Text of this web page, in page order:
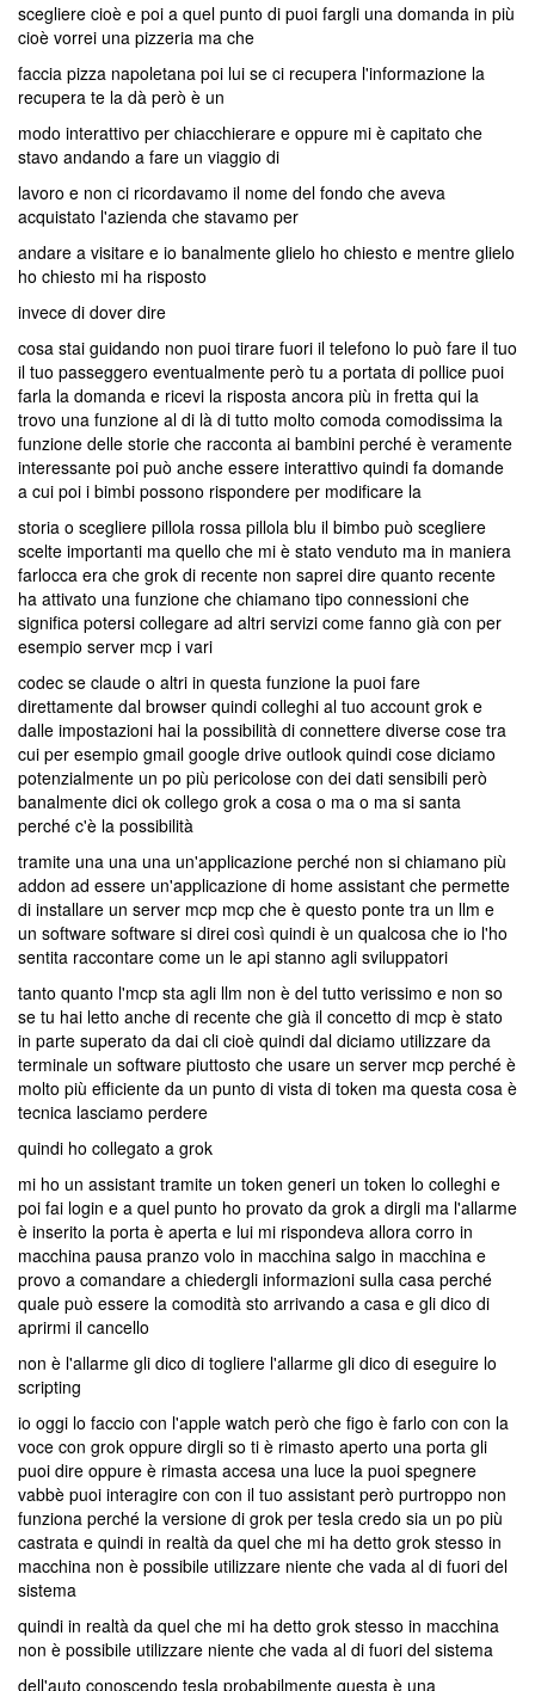
scegliere cioè e poi a quel punto di puoi fargli una domanda in più
cioè vorrei una pizzeria ma che
faccia pizza napoletana poi lui se ci recupera l'informazione la
recupera te la dà però è un
modo interattivo per chiacchierare e oppure mi è capitato che
stavo andando a fare un viaggio di
lavoro e non ci ricordavamo il nome del fondo che aveva
acquistato l'azienda che stavamo per
andare a visitare e io banalmente glielo ho chiesto e mentre glielo
ho chiesto mi ha risposto
invece di dover dire
cosa stai guidando non puoi tirare fuori il telefono lo può fare il tuo
il tuo passeggero eventualmente però tu a portata di pollice puoi
farla la domanda e ricevi la risposta ancora più in fretta qui la
trovo una funzione al di là di tutto molto comoda comodissima la
funzione delle storie che racconta ai bambini perché è veramente
interessante poi può anche essere interattivo quindi fa domande
a cui poi i bimbi possono rispondere per modificare la
storia o scegliere pillola rossa pillola blu il bimbo può scegliere
scelte importanti ma quello che mi è stato venduto ma in maniera
farlocca era che grok di recente non saprei dire quanto recente
ha attivato una funzione che chiamano tipo connessioni che
significa potersi collegare ad altri servizi come fanno già con per
esempio server mcp i vari
codec se claude o altri in questa funzione la puoi fare
direttamente dal browser quindi colleghi al tuo account grok e
dalle impostazioni hai la possibilità di connettere diverse cose tra
cui per esempio gmail google drive outlook quindi cose diciamo
potenzialmente un po più pericolose con dei dati sensibili però
banalmente dici ok collego grok a cosa o ma o ma si santa
perché c'è la possibilità
tramite una una una un'applicazione perché non si chiamano più
addon ad essere un'applicazione di home assistant che permette
di installare un server mcp mcp che è questo ponte tra un llm e
un software software si direi così quindi è un qualcosa che io l'ho
sentita raccontare come un le api stanno agli sviluppatori
tanto quanto l'mcp sta agli llm non è del tutto verissimo e non so
se tu hai letto anche di recente che già il concetto di mcp è stato
in parte superato da dai cli cioè quindi dal diciamo utilizzare da
terminale un software piuttosto che usare un server mcp perché è
molto più efficiente da un punto di vista di token ma questa cosa è
tecnica lasciamo perdere
quindi ho collegato a grok
mi ho un assistant tramite un token generi un token lo colleghi e
poi fai login e a quel punto ho provato da grok a dirgli ma l'allarme
è inserito la porta è aperta e lui mi rispondeva allora corro in
macchina pausa pranzo volo in macchina salgo in macchina e
provo a comandare a chiedergli informazioni sulla casa perché
quale può essere la comodità sto arrivando a casa e gli dico di
aprirmi il cancello
non è l'allarme gli dico di togliere l'allarme gli dico di eseguire lo
scripting
io oggi lo faccio con l'apple watch però che figo è farlo con con la
voce con grok oppure dirgli so ti è rimasto aperto una porta gli
puoi dire oppure è rimasta accesa una luce la puoi spegnere
vabbè puoi interagire con con il tuo assistant però purtroppo non
funziona perché la versione di grok per tesla credo sia un po più
castrata e quindi in realtà da quel che mi ha detto grok stesso in
macchina non è possibile utilizzare niente che vada al di fuori del
sistema
quindi in realtà da quel che mi ha detto grok stesso in macchina
non è possibile utilizzare niente che vada al di fuori del sistema
dell'auto conoscendo tesla probabilmente questa è una